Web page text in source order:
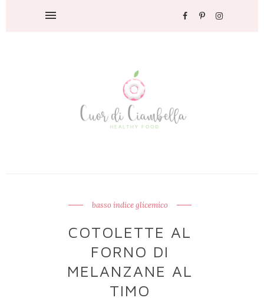
basso indice glicemico
COTOLETTE AL
FORNO DI
MELANZANE AL
TIMO